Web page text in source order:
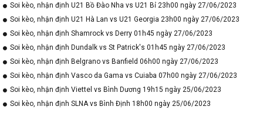
Soi kèo, nhận định U21 Bồ Đào Nha vs U21 Bỉ 23h00 ngày 27/06/2023
Soi kèo, nhận định U21 Hà Lan vs U21 Georgia 23h00 ngày 27/06/2023
Soi kèo, nhận định Shamrock vs Derry 01h45 ngày 27/06/2023
Soi kèo, nhận định Dundalk vs St Patrick's 01h45 ngày 27/06/2023
Soi kèo, nhận định Belgrano vs Banfield 06h00 ngày 27/06/2023
Soi kèo, nhận định Vasco da Gama vs Cuiaba 07h00 ngày 27/06/2023
Soi kèo, nhận định Viettel vs Bình Dương 19h15 ngày 25/06/2023
Soi kèo, nhận định SLNA vs Bình Định 18h00 ngày 25/06/2023